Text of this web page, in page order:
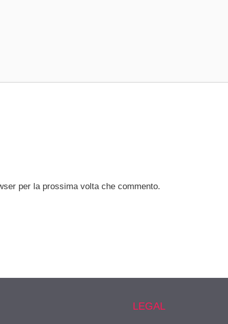
per la prossima volta che commento.
LEGAL